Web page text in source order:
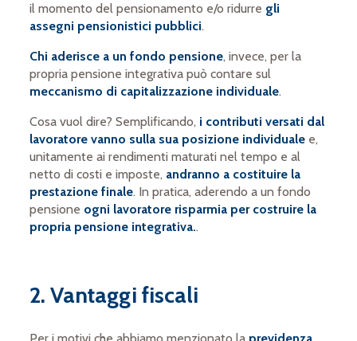
il momento del pensionamento e/o ridurre gli
assegni pensionistici pubblici.
Chi aderisce a un fondo pensione, invece, per la
propria pensione integrativa può contare sul
meccanismo di capitalizzazione individuale.
Cosa vuol dire? Semplificando, i contributi versati dal
lavoratore vanno sulla sua posizione individuale e,
unitamente ai rendimenti maturati nel tempo e al
netto di costi e imposte, andranno a costituire la
prestazione finale. In pratica, aderendo a un fondo
pensione ogni lavoratore risparmia per costruire la
propria pensione integrativa..
2. Vantaggi fiscali